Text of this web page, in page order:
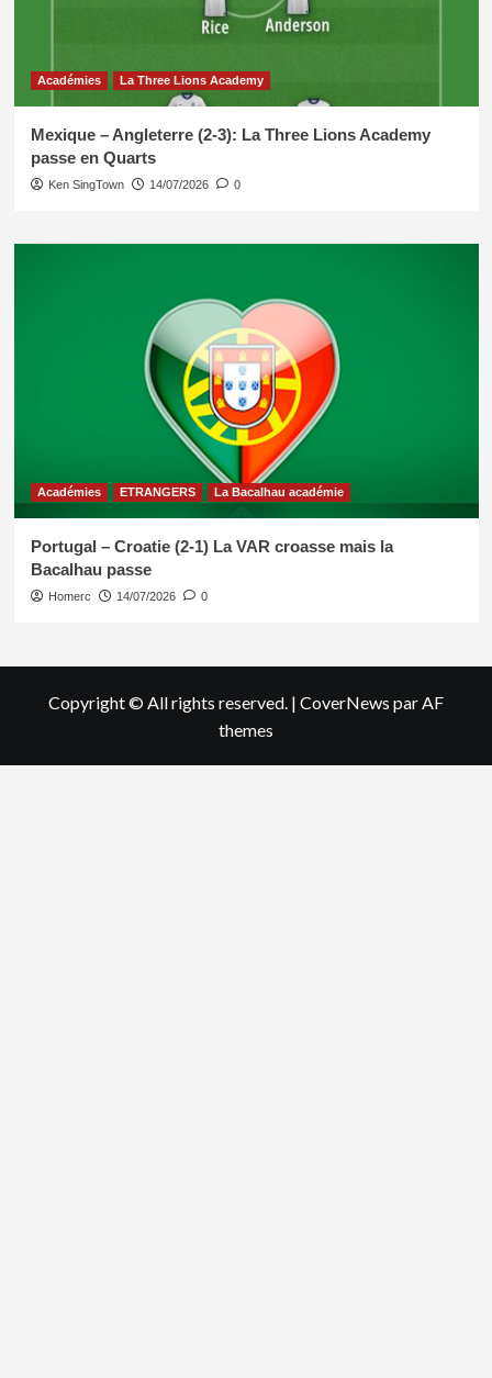
Académies La Three Lions Academy
Mexique – Angleterre (2-3): La Three Lions Academy
passe en Quarts
Ken SingTown 14/07/2026 0
Académies ETRANGERS La Bacalhau académie
Portugal – Croatie (2-1) La VAR croasse mais la
Bacalhau passe
Homerc 14/07/2026 0
Copyright © All rights reserved. | CoverNews par AF
themes